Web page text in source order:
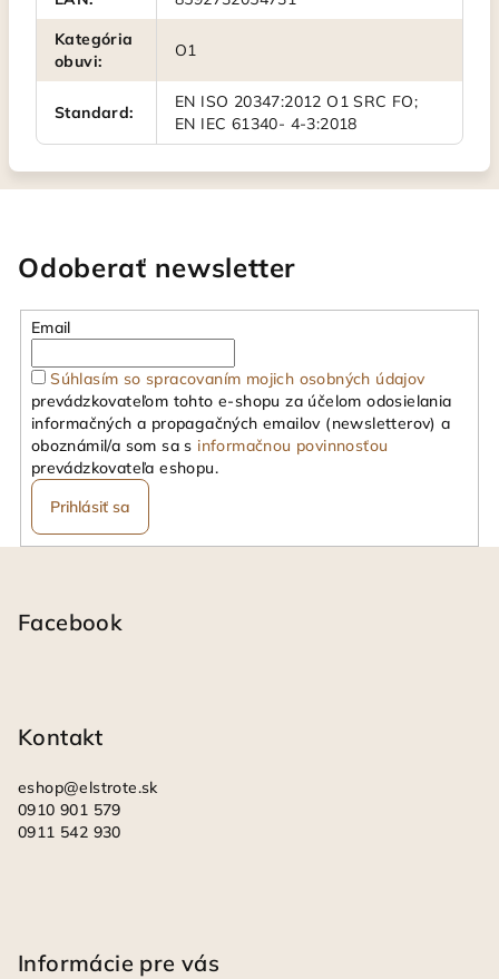
Kategória
obuvi:
O1
Standard:
EN ISO 20347:2012 O1 SRC FO;
EN IEC 61340- 4-3:2018
Odoberať newsletter
Email
Súhlasím so spracovaním mojich osobných údajov
prevádzkovateľom tohto e-shopu za účelom odosielania
informačných a propagačných emailov (newsletterov) a
oboznámil/a som sa s informačnou povinnosťou
prevádzkovateľa eshopu.
Prihlásiť sa
Facebook
Kontakt
eshop@elstrote.sk
0910 901 579
0911 542 930
Informácie pre vás